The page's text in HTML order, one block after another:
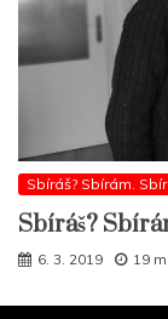
Sbíráš? Sbírám.
Sbíráš?
6. 3. 2019 19